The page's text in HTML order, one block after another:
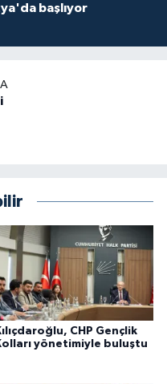
başlıyor
CHP Gençlik
yönetimiyle buluştu